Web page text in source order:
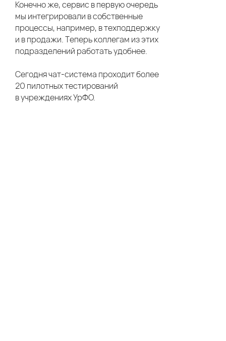
Конечно же, сервис в первую очередь
мы интегрировали в собственные
процессы, например, в техподдержку
и в продажи. Теперь коллегам из этих
подразделений работать удобнее.
Сегодня чат-система проходит более
20 пилотных тестирований
в учреждениях УрФО.